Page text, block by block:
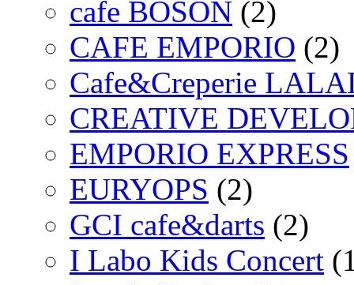
cafe BOSON (2)
CAFE EMPORIO (2)
Cafe&Creperie
CREATIVE
EMPORIO EXPRESS
EURYOPS (2)
GCI cafe&darts (2)
I Labo Kids Concert